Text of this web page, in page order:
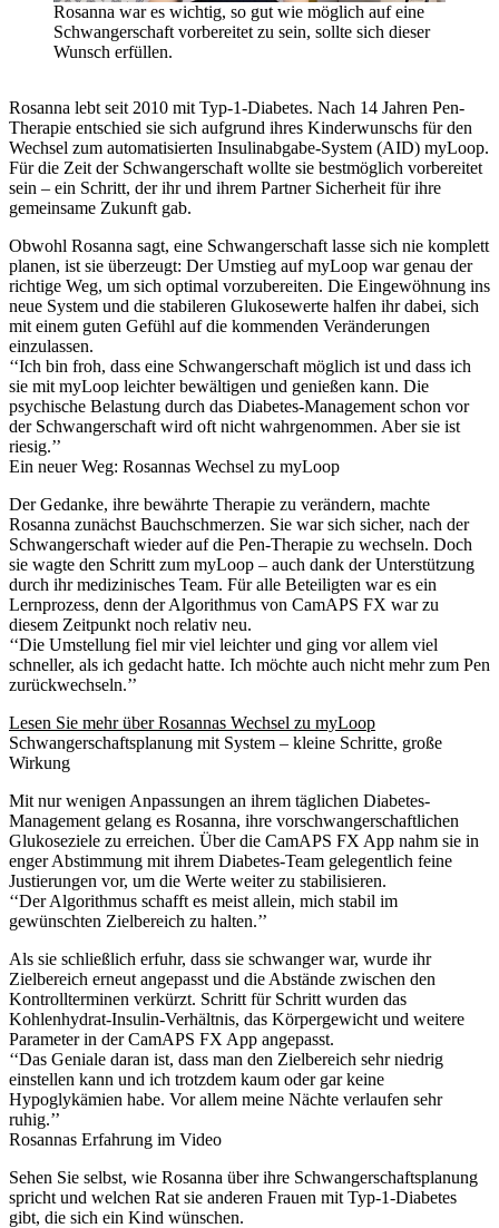
Rosanna war es wichtig, so gut wie möglich auf eine
Schwangerschaft vorbereitet zu sein, sollte sich dieser
Wunsch erfüllen.
Rosanna lebt seit 2010 mit Typ-1-Diabetes. Nach 14 Jahren Pen-
Therapie entschied sie sich aufgrund ihres Kinderwunschs für den
Wechsel zum automatisierten Insulinabgabe-System (AID) myLoop.
Für die Zeit der Schwangerschaft wollte sie bestmöglich vorbereitet
sein – ein Schritt, der ihr und ihrem Partner Sicherheit für ihre
gemeinsame Zukunft gab.
Obwohl Rosanna sagt, eine Schwangerschaft lasse sich nie komplett
planen, ist sie überzeugt: Der Umstieg auf myLoop war genau der
richtige Weg, um sich optimal vorzubereiten. Die Eingewöhnung ins
neue System und die stabileren Glukosewerte halfen ihr dabei, sich
mit einem guten Gefühl auf die kommenden Veränderungen
einzulassen.
‘‘Ich bin froh, dass eine Schwangerschaft möglich ist und dass ich
sie mit myLoop leichter bewältigen und genießen kann. Die
psychische Belastung durch das Diabetes-Management schon vor
der Schwangerschaft wird oft nicht wahrgenommen. Aber sie ist
riesig.’’
Ein neuer Weg: Rosannas Wechsel zu myLoop
Der Gedanke, ihre bewährte Therapie zu verändern, machte
Rosanna zunächst Bauchschmerzen. Sie war sich sicher, nach der
Schwangerschaft wieder auf die Pen-Therapie zu wechseln. Doch
sie wagte den Schritt zum myLoop – auch dank der Unterstützung
durch ihr medizinisches Team. Für alle Beteiligten war es ein
Lernprozess, denn der Algorithmus von CamAPS FX war zu
diesem Zeitpunkt noch relativ neu.
‘‘Die Umstellung fiel mir viel leichter und ging vor allem viel
schneller, als ich gedacht hatte. Ich möchte auch nicht mehr zum Pen
zurückwechseln.’’
Lesen Sie mehr über Rosannas Wechsel zu myLoop
Schwangerschaftsplanung mit System – kleine Schritte, große
Wirkung
Mit nur wenigen Anpassungen an ihrem täglichen Diabetes-
Management gelang es Rosanna, ihre vorschwangerschaftlichen
Glukoseziele zu erreichen. Über die CamAPS FX App nahm sie in
enger Abstimmung mit ihrem Diabetes-Team gelegentlich feine
Justierungen vor, um die Werte weiter zu stabilisieren.
‘‘Der Algorithmus schafft es meist allein, mich stabil im
gewünschten Zielbereich zu halten.’’
Als sie schließlich erfuhr, dass sie schwanger war, wurde ihr
Zielbereich erneut angepasst und die Abstände zwischen den
Kontrollterminen verkürzt. Schritt für Schritt wurden das
Kohlenhydrat-Insulin-Verhältnis, das Körpergewicht und weitere
Parameter in der CamAPS FX App angepasst.
‘‘Das Geniale daran ist, dass man den Zielbereich sehr niedrig
einstellen kann und ich trotzdem kaum oder gar keine
Hypoglykämien habe. Vor allem meine Nächte verlaufen sehr
ruhig.’’
Rosannas Erfahrung im Video
Sehen Sie selbst, wie Rosanna über ihre Schwangerschaftsplanung
spricht und welchen Rat sie anderen Frauen mit Typ-1-Diabetes
gibt, die sich ein Kind wünschen.